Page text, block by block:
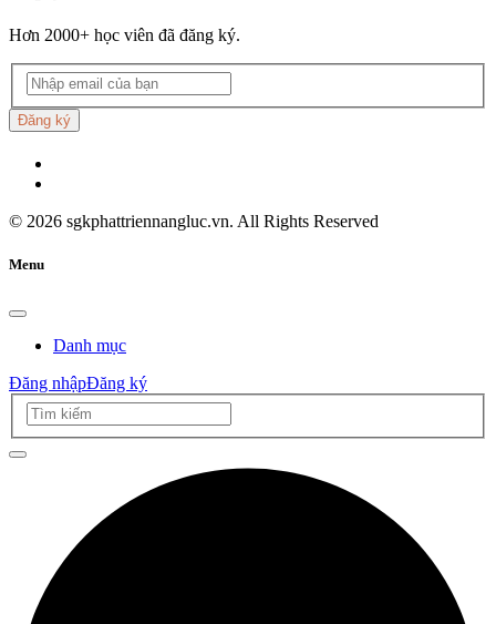
Hơn 2000+ học viên đã đăng ký.
Đăng ký
© 2026 sgkphattriennangluc.vn. All Rights Reserved
Menu
Danh mục
Đăng nhậpĐăng ký